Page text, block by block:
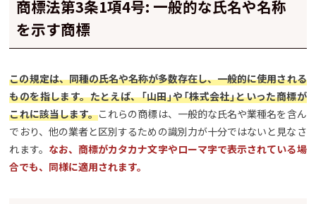
商標法第3条1項4号: 一般的な氏名や名称
を示す商標
この規定は、同種の氏名や名称が多数存在し、一般的に使用される
ものを指します。たとえば、「山田」や「株式会社」といった商標が
これに該当します。これらの商標は、一般的な氏名や業種名を含ん
でおり、他の業者と区別するための識別力が十分ではないと見なさ
れます。 なお、商標がカタカナ文字やローマ字で表示されている場
合でも、同様に適用されます。